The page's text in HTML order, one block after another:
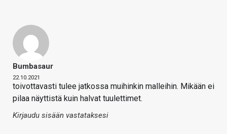
Bumbasaur
22.10.2021
toivottavasti tulee jatkossa muihinkin malleihin. Mikään ei
pilaa näyttistä kuin halvat tuulettimet.
Kirjaudu sisään vastataksesi